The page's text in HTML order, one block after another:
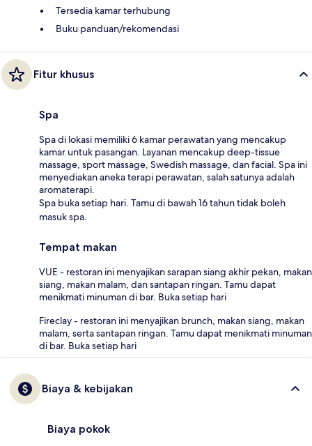
Tersedia kamar terhubung
Buku panduan/rekomendasi
Fitur khusus
Spa
Spa di lokasi memiliki 6 kamar perawatan yang mencakup
kamar untuk pasangan. Layanan mencakup deep-tissue
massage, sport massage, Swedish massage, dan facial. Spa ini
menyediakan aneka terapi perawatan, salah satunya adalah
aromaterapi.
Spa buka setiap hari. Tamu di bawah 16 tahun tidak boleh
masuk spa.
Tempat makan
VUE - restoran ini menyajikan sarapan siang akhir pekan, makan
siang, makan malam, dan santapan ringan. Tamu dapat
menikmati minuman di bar. Buka setiap hari
Fireclay - restoran ini menyajikan brunch, makan siang, makan
malam, serta santapan ringan. Tamu dapat menikmati minuman
di bar. Buka setiap hari
Biaya & kebijakan
Biaya pokok